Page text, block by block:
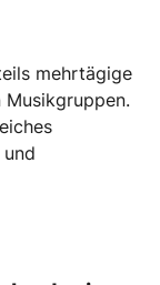
mehrtägige